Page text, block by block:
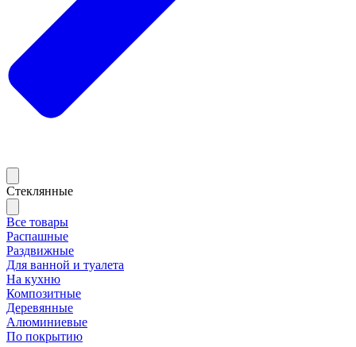
Стеклянные
Все товары
Распашные
Раздвижные
Для ванной и туалета
На кухню
Композитные
Деревянные
Алюминиевые
По покрытию